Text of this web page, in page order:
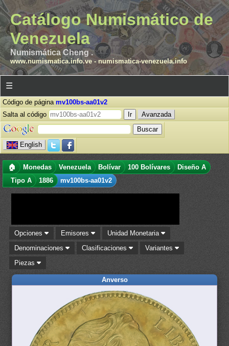
Catálogo Numismático de
Venezuela
Numismática Cheng .
www.numismatica.info.ve- numismatica-venezuela.info
☰
Código de página mv100bs-aa01v2
Salta al código
Avanzada
English
🏠 Monedas Venezuela Bolívar 100 Bolívares
Diseño A
Tipo A
1886 mv100bs-aa01v2
Opciones Emisores
Unidad Monetaria
Denominaciones
Clasificaciones
Variantes
Piezas
Anverso